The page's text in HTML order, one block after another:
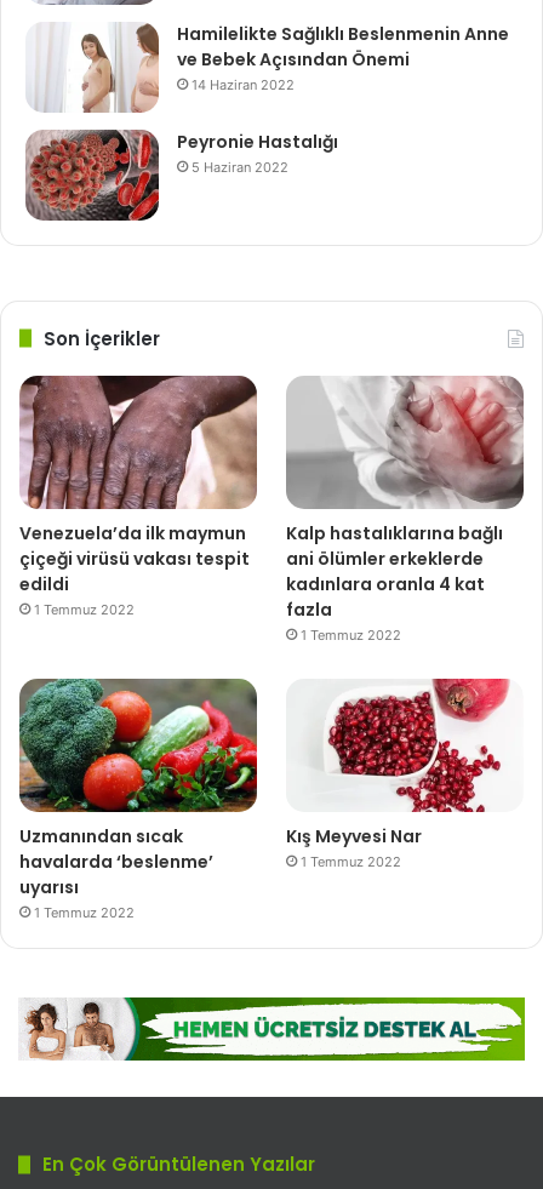
Hamilelikte Sağlıklı Beslenmenin Anne
ve Bebek Açısından Önemi
14 Haziran 2022
Peyronie Hastalığı
5 Haziran 2022
Son İçerikler
Venezuela’da ilk maymun
çiçeği virüsü vakası tespit
edildi
1 Temmuz 2022
Kalp hastalıklarına bağlı
ani ölümler erkeklerde
kadınlara oranla 4 kat
fazla
1 Temmuz 2022
Uzmanından sıcak
havalarda ‘beslenme’
uyarısı
1 Temmuz 2022
Kış Meyvesi Nar
1 Temmuz 2022
En Çok Görüntülenen Yazılar